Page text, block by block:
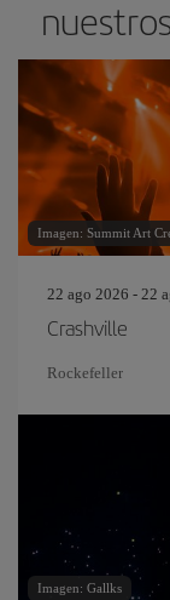
Imagen: Summit Art
22 ago 2026 - 22
Crashville
Rockefeller
Imagen: Gallks